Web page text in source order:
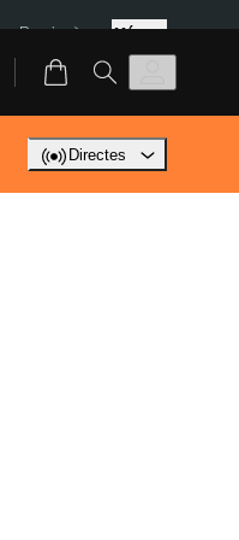
Perpinyà Més
Directes